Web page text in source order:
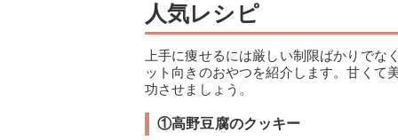
人気レシピ
上手に痩せるには厳しい制限ばかりで
ット向きのおやつを紹介します。甘くて
功させましょう。
①高野豆腐のクッキー